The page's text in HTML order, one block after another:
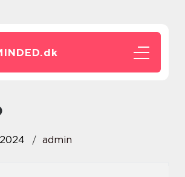
dk
admin